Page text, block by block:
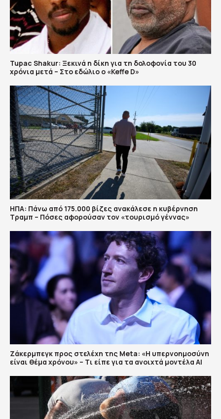
Tupac Shakur: Ξεκινά η δίκη για τη δολοφονία του 30
χρόνια μετά – Στο εδώλιο ο «Keffe D»
ΗΠΑ: Πάνω από 175.000 βίζες ανακάλεσε η κυβέρνηση
Τραμπ – Πόσες αφορούσαν τον «τουρισμό γέννας»
Ζάκερμπεγκ προς στελέχη της Μeta: «Η υπερνοημοσύνη
είναι θέμα χρόνου» – Tι είπε για τα ανοιχτά μοντέλα ΑΙ